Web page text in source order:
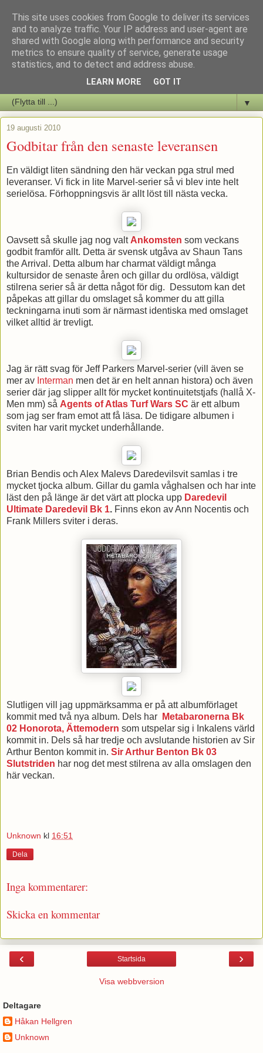
Staffars Seriers Blog
Vi skriver om serienyheter av alla de slag samt om vad som sker i
▼
19 augusti 2010
Godbitar från den senaste leveransen
En väldigt liten sändning den här veckan pga strul med
leveranser. Vi fick in lite Marvel-serier så vi blev inte helt
serielösa. Förhoppningsvis är allt löst till nästa vecka.
Oavsett så skulle jag nog valt Ankomsten som veckans
godbit framför allt. Detta är svensk utgåva av Shaun Tans
the Arrival. Detta album har charmat väldigt många
kultursidor de senaste åren och gillar du ordlösa, väldigt
stilrena serier så är detta något för dig. Dessutom kan det
påpekas att gillar du omslaget så kommer du att gilla
teckningarna inuti som är närmast identiska med omslaget
vilket alltid är trevligt.
Jag är rätt svag för Jeff Parkers Marvel-serier (vill även se
mer av Interman men det är en helt annan histora) och även
serier där jag slipper allt för mycket kontinuitetstjafs (hallå X-
Men mm) så Agents of Atlas Turf Wars SC är ett album
som jag ser fram emot att få läsa. De tidigare albumen i
sviten har varit mycket underhållande.
Brian Bendis och Alex Malevs Daredevilsvit samlas i tre
mycket tjocka album. Gillar du gamla våghalsen och har inte
läst den på länge är det värt att plocka upp Daredevil
Ultimate Daredevil Bk 1. Finns ekon av Ann Nocentis och
Frank Millers sviter i deras.
Slutligen vill jag uppmärksamma er på att albumförlaget
kommit med två nya album. Dels har
Metabaronerna Bk
02 Honorota, Ättemodern som utspelar sig i Inkalens värld
kommit in. Dels så har tredje och avslutande historien av Sir
Arthur Benton kommit in. Sir Arthur Benton Bk 03
Slutstriden har nog det mest stilrena av alla omslagen den
här veckan.
Unknown kl 16:51
Dela
Inga kommentarer:
Skicka en kommentar
‹ ›
Startsida
Visa webbversion
Deltagare
Håkan Hellgren
Unknown
This site uses cookies from Google to deliver its services
and to analyze traffic. Your IP address and user-agent are
shared with Google along with performance and security
metrics to ensure quality of service, generate usage
statistics, and to detect and address abuse.
LEARN MORE GOT IT